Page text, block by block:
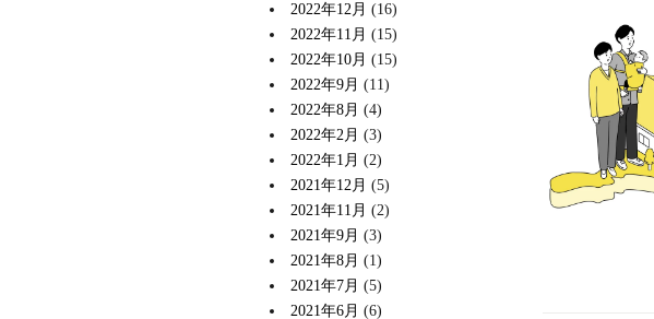
2022年12月 (16)
2022年11月 (15)
2022年10月 (15)
2022年9月 (11)
2022年8月 (4)
2022年2月 (3)
2022年1月 (2)
2021年12月 (5)
2021年11月 (2)
2021年9月 (3)
2021年8月 (1)
2021年7月 (5)
2021年6月 (6)